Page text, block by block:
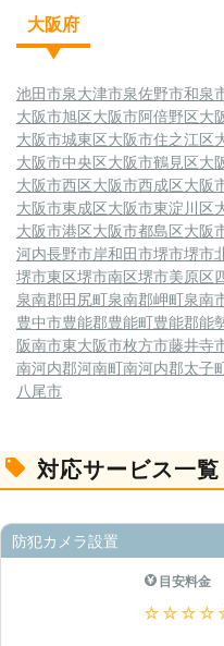
大阪府
池田市泉大津市泉佐野市和泉
大阪市旭区大阪市阿倍野区大
大阪市城東区大阪市住之江区
大阪市中央区大阪市鶴見区大
大阪市西区大阪市西成区大阪
大阪市東成区大阪市東淀川区
大阪市港区大阪市都島区大阪
河内長野市岸和田市堺市堺市
堺市東区堺市南区堺市美原区
泉南郡田尻町泉南郡岬町泉南
豊中市豊能郡豊能町豊能郡能
阪南市東大阪市枚方市藤井寺
南河内郡河南町南河内郡太子
八尾市
対応サービス一覧
防犯カメラ設置
目安料金